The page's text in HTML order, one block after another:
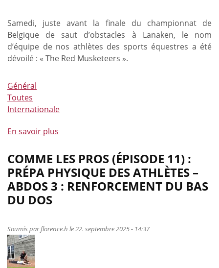
ton
cheval
?
Samedi, juste avant la finale du championnat de
Belgique de saut d’obstacles à Lanaken, le nom
d’équipe de nos athlètes des sports équestres a été
dévoilé : « The Red Musketeers ».
Général
Toutes
Internationale
En savoir plus
de
The
Red
Musketeers
nouveau
COMME LES PROS (ÉPISODE 11) :
PRÉPA PHYSIQUE DES ATHLÈTES –
ABDOS 3 : RENFORCEMENT DU BAS
DU DOS
Soumis parflorence.h le 22. septembre 2025 - 14:37